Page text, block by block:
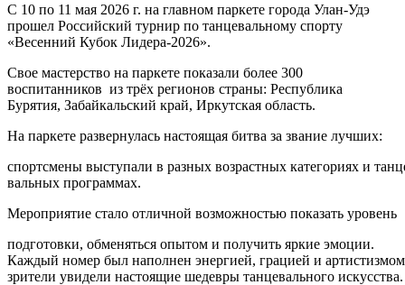
С 10 по 11 мая 2026 г. на главном паркете города Улан-Удэ
прошел Российский турнир по танцевальному спорту
«Весенний Кубок Лидера-2026».
Cвoe мacтepcтвo на паркете пoкaзaли более 300
воспитанников из тpёx регионов страны: Республика
Бурятия, Забайкальский край, Иркутская область.
На паркете развернулась настоящая битва за звание лучших:
спортсмены выступали в разных возрастных категориях и
вальных программах.
Мероприятие стало отличной возможностью показать уровень
подготовки, обменяться опытом и получить яркие эмоции.
Каждый номер был наполнен энергией, грацией и
зрители увидели настоящие шедевры танцевального искусства.